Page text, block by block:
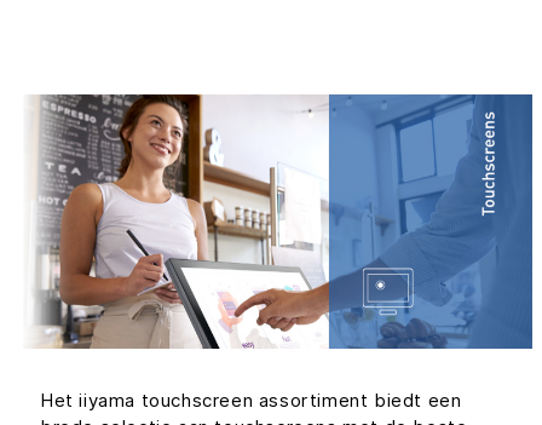
Het iiyama touchscreen assortiment biedt een